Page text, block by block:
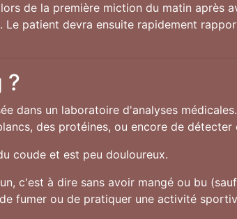
de la première miction du matin après
patient devra ensuite rapidement
?
dans un laboratoire d'analyses
des protéines, ou encore de
coude et est peu douloureux.
c'est à dire sans avoir mangé ou bu
fumer ou de pratiquer une activité